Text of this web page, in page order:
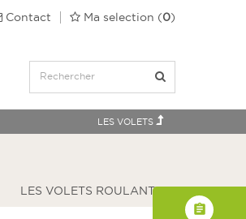
Contact Ma selection (0)
LES VOLETS
LES VOLETS ROULANTS
assignment